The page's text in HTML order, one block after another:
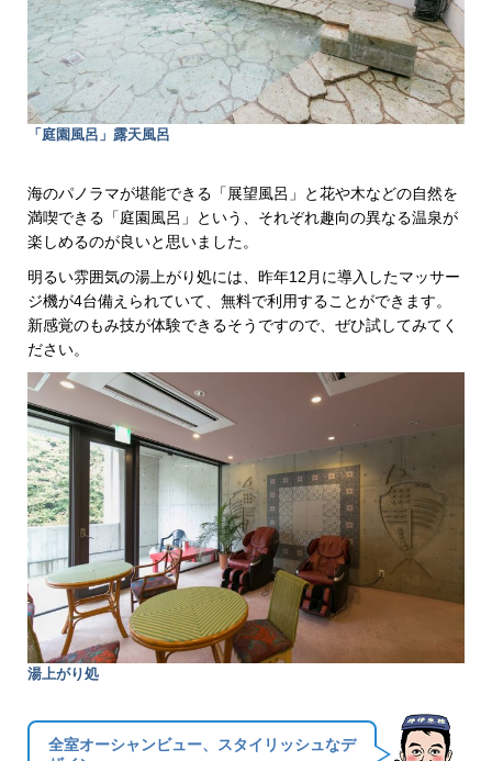
「庭園風呂」露天風呂
海のパノラマが堪能できる「展望風呂」と花や木などの自然を
満喫できる「庭園風呂」という、それぞれ趣向の異なる温泉が
楽しめるのが良いと思いました。
明るい雰囲気の湯上がり処には、昨年12月に導入したマッサー
ジ機が4台備えられていて、無料で利用することができます。
新感覚のもみ技が体験できるそうですので、ぜひ試してみてく
ださい。
湯上がり処
全室オーシャンビュー、スタイリッシュなデ